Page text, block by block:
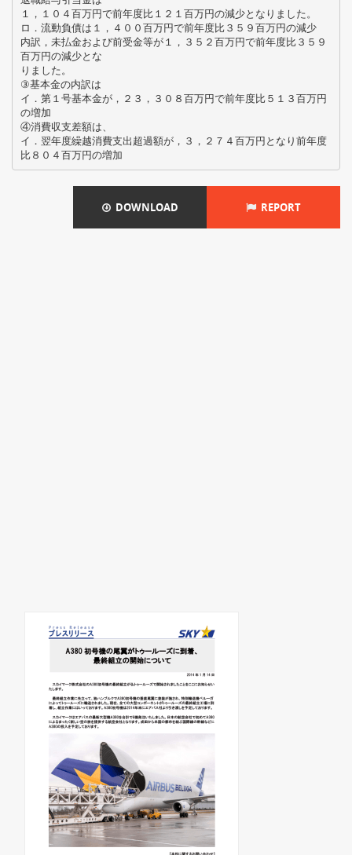
１，１０４百万円で前年度比１２１百万円の減少となりました。
ロ．流動負債は１，４００百万円で前年度比３５９百万円の減少
内訳，未払金および前受金等が１，３５２百万円で前年度比３５９
百万円の減少とな
りました。
③基本金の内訳は
イ．第１号基本金が，２３，３０８百万円で前年度比５１３百万円
の増加
④消費収支差額は、
イ．翌年度繰越消費支出超過額が，３，２７４百万円となり前年度
DOWNLOAD REPORT